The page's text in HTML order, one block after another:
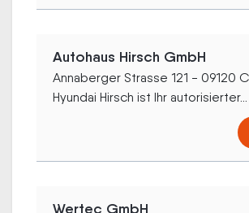
Autohaus Hirsch GmbH
Annaberger Strasse 121 - 09120
Hyundai Hirsch ist Ihr autorisierter...
Wertec GmbH